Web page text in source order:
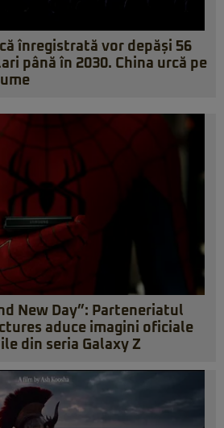
înregistrată vor depăși 56
până în 2030. China urcă pe
New Day”: Parteneriatul
aduce imagini oficiale
din seria Galaxy Z